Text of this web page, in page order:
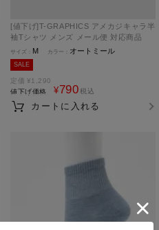
[値下げ]T-GRAPHICS アメカジキャラ半
袖Tシャツ メンズ メール便 対応商品
M
オートミール
SALE
定価 ¥1,290
値下げ価格
¥790税込
カートに入れる